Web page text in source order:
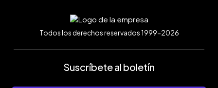
Todos los derechos reservados 1999-2026
Suscríbete al boletín